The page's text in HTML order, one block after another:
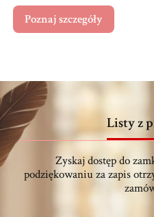
Poznaj szczegóły
Listy z
Zyskaj dostęp do
podziękowaniu za zapis